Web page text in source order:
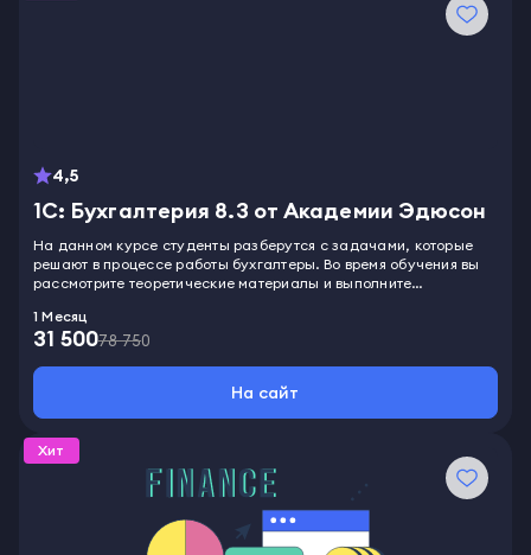
4,5
1С: Бухгалтерия 8.3 от Академии Эдюсон
На данном курсе студенты разберутся с задачами, которые
решают в процессе работы бухгалтеры. Во время обучения вы
рассмотрите теоретические материалы и выполните
экспертов. Вы научитесь работать в самом популярном софте
для учета 1С:Бухгалтерия 8.3. Узнаете, как настраивать его под
задачи. Освоите инструменты для создания информативных
бухгалтерских отчетов, а также научитесь просматривать уже
готовые отчеты на предмет ошибок. После окончания обучения
вы получите сертификат. Доступ к курсу останется навсегда.
1 Месяц
31 50078 750
На сайт
Хит